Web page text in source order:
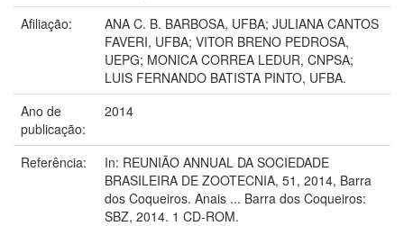
Afiliação:
ANA C. B. BARBOSA, UFBA; JULIANA CANTOS
FAVERI, UFBA; VITOR BRENO PEDROSA,
UEPG; MONICA CORREA LEDUR, CNPSA;
LUIS FERNANDO BATISTA PINTO, UFBA.
Ano de
publicação:
2014
Referência:
In: REUNIÃO ANNUAL DA SOCIEDADE
BRASILEIRA DE ZOOTECNIA, 51, 2014, Barra
dos Coqueiros. Anais ... Barra dos Coqueiros:
SBZ, 2014. 1 CD-ROM.